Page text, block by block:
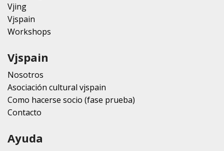
Vjing
Vjspain
Workshops
Vjspain
Nosotros
Asociación cultural vjspain
Como hacerse socio (fase prueba)
Contacto
Ayuda